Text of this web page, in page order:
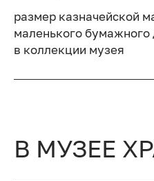
размер казначейской
маленького бумажного
в коллекции музея
В МУЗЕЕ